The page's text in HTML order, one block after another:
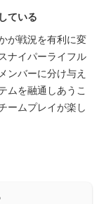
ている
が戦況を有利に変
ナイパーライフル
ンバーに分け与え
ムを融通しあうこ
ームプレイが楽し